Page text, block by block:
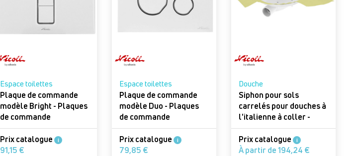
Espace toilettes
Plaque de commande
modèle Bright - Plaques
de commande
Prix catalogue i
91,15 €
Espace toilettes
Plaque de commande
modèle Duo - Plaques
de commande
Prix catalogue i
79,85 €
Douche
Siphon pour sols
carrelés pour douches à
l'italienne à coller -
Docia XS Magnetech
faible hauteur
Prix catalogue i
À partir de 194,24 €